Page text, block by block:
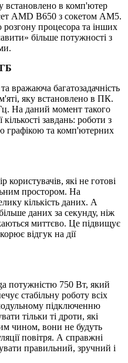
встановлено в комп'ютер
AMD B650 з сокетом AM5.
процесора та інших
більше потужності з
вражаюча багатозадачність
яку встановлено в ПК.
На даний момент такого
завдань: роботи з
графікою та комп'ютерних
які не готові
простором. На
кількість даних. А
даних за секунду, ніж
миттєво. Це підвищує
відгук на дії
потужністю 750 Вт, який
стабільну роботу всіх
підключенню
тільки ті дроти, які
чином, вони не будуть
повітря. А справжні
правильний, зручний і